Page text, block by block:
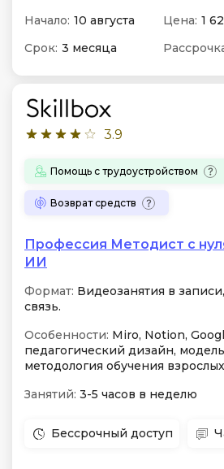
Начало: 10 августа Цена: 1
Срок: 3 месяца
3.9
Помощь с трудоустройством
Возврат средств
Профессия Методист с
ИИ
Формат: Видеозанятия в
связь.
Особенности: Miro, Notion,
педагогический дизайн,
методология обучения
Занятий: 3-5 часов в неделю
Бессрочный доступ